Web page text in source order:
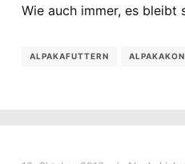
Wie auch immer, es bleibt
ALPAKAFUTTERN